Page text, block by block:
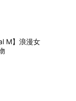
M】浪漫女
物